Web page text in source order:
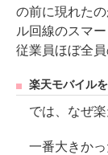
の前に現れた
ル回線のスマ
従業員ほぼ全員
楽天モバイル
では、なぜ楽
一番大きかっ